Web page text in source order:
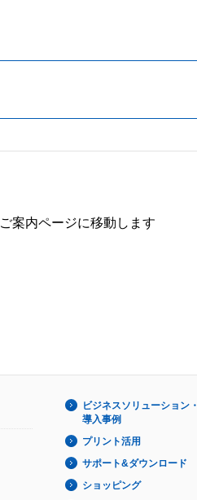
ご案内ページに移動します
ビジネスソリューション・
導入事例
プリント活用
サポート&ダウンロード
ショッピング